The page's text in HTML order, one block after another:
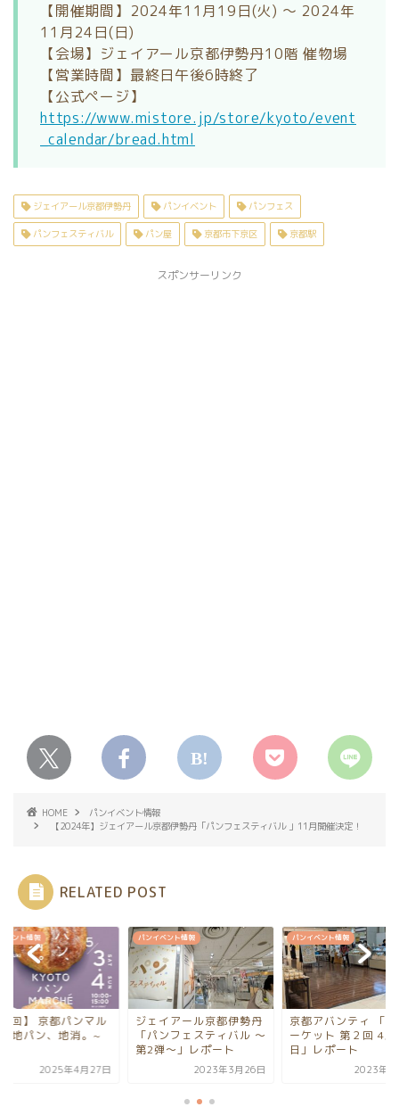
【開催期間】2024年11月19日(火) ～ 2024年
11月24日(日)
【会場】ジェイアール京都伊勢丹10階 催物場
【営業時間】最終日午後6時終了
【公式ページ】
https://www.mistore.jp/store/kyoto/event
_calendar/bread.html
ジェイアール京都伊勢丹 パンイベント パンフェス
パンフェスティバル パン屋 京都市下京区 京都駅
スポンサーリンク
HOME
パンイベント情報
【2024年】ジェイアール京都伊勢丹「パンフェスティバル 」11月開催決定！
RELATED POST
ベント情報
2回】 京都パンマル
~地パン、地消。~
2025年4月27日
パンイベント情報
ジェイアール京都伊勢丹
「パンフェスティバル ～
第2弾～」レポート
2023年3月26日
パンイベント情報
京都アバンティ 「
ーケット 第２回 4/
日」レポート
2023年4